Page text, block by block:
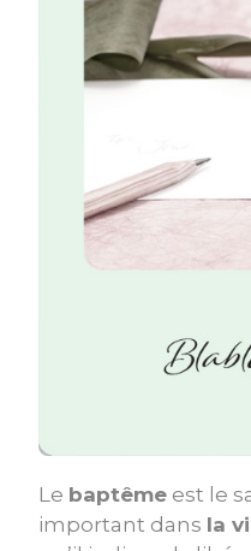
Le baptême est le
important dans la